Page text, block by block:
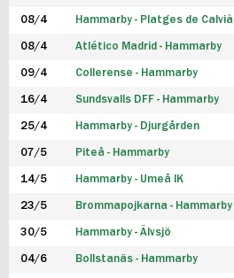
08/4 Hammarby - Platges de Calvià
08/4 Atlético Madrid - Hammarby
09/4 Collerense - Hammarby
16/4 Sundsvalls DFF - Hammarby
25/4 Hammarby - Djurgården
07/5 Piteå - Hammarby
14/5 Hammarby - Umeå IK
23/5 Brommapojkarna - Hammarby
30/5 Hammarby - Älvsjö
04/6 Bollstanäs - Hammarby